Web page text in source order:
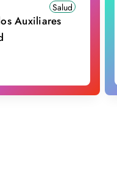
Salud
Auxiliares